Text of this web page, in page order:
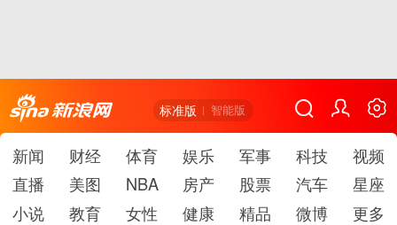
标准版 智能版
新闻 财经 体育 娱乐 军事 科技
视频
直播
美图 NBA 房产 股票 汽车
星座
小说
教育 女性 健康 精品 微博 更多